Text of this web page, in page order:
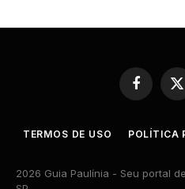
Facebook
X
TERMOS DE USO POLÍTICA
2026 Guia Paulínia - Seu portal